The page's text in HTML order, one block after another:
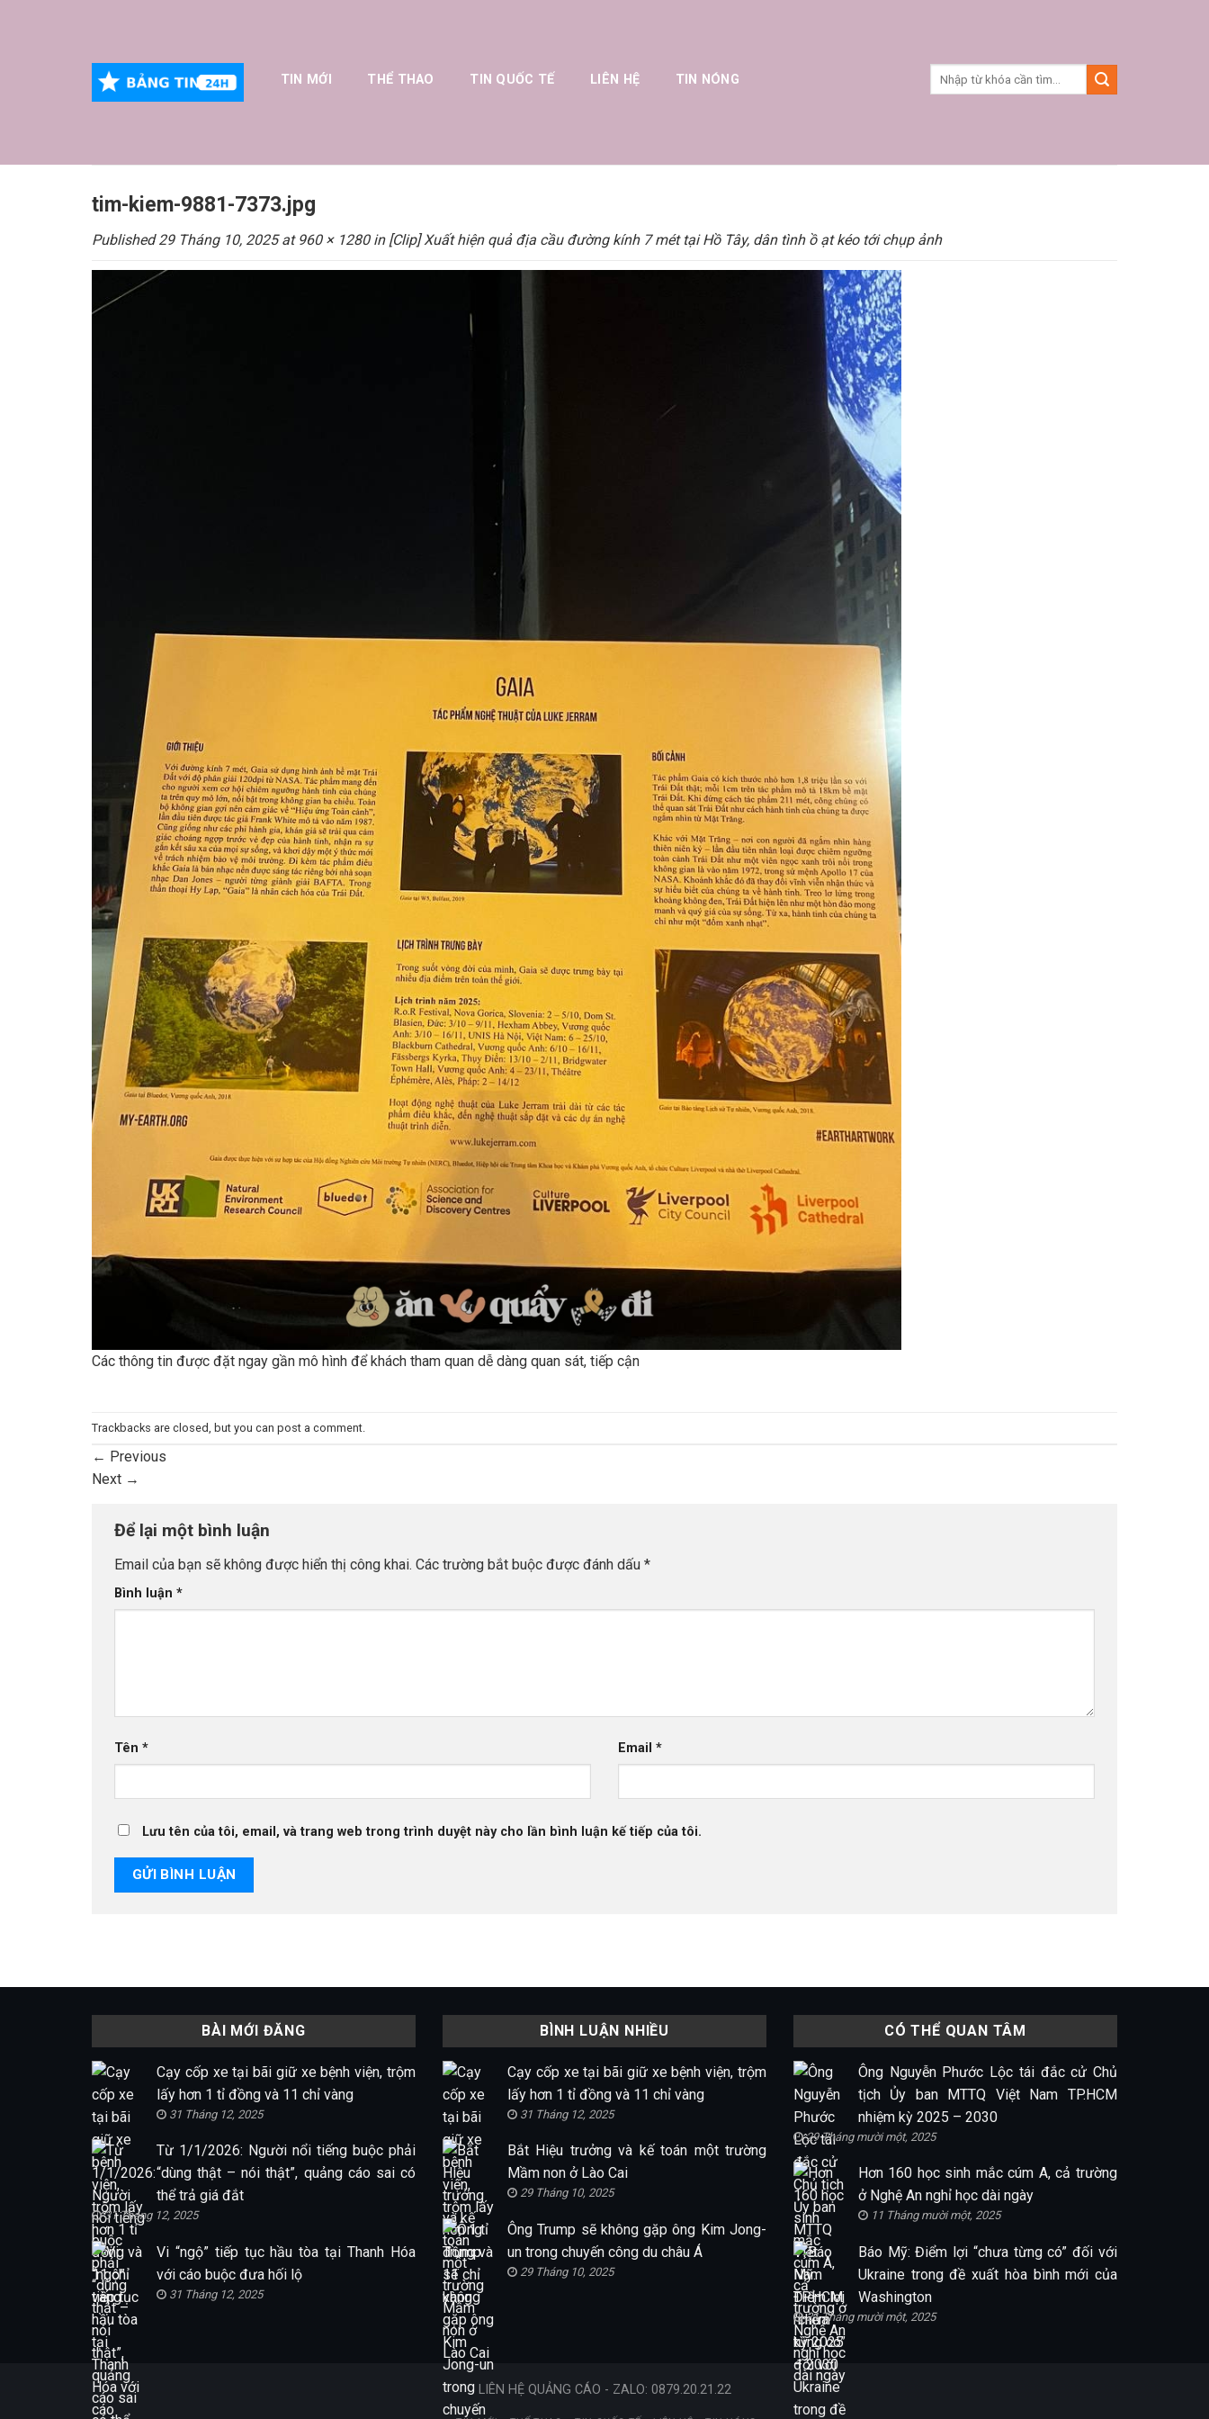
TIN MỚI THỂ THAO TIN QUỐC TẾ LIÊN HỆ TIN NÓNG
tim-kiem-9881-7373.jpg
Published29 Tháng 10, 2025at 960 × 1280in [Clip] Xuất hiện quả địa cầu đường kính 7 mét tại Hồ Tây, dân tình ồ ạt kéo tới chụp ảnh
Các thông tin được đặt ngay gần mô hình để khách tham quan dễ dàng quan sát, tiếp cận
Trackbacks are closed, but you can post a comment
← Previous
Next →
Để lại một bình luận
Email của bạn sẽ không được hiển thị công khai. Các trường bắt buộc được đánh dấu *
Bình luận *
Tên * Email *
Lưu tên của tôi, email, và trang web trong trình duyệt này cho lần bình luận kế tiếp của tôi.
BÀI MỚI ĐĂNG
Cạy cốp xe tại bãi giữ xe bệnh viện, trộm
lấy hơn 1 tỉ đồng và 11 chỉ vàng
31 Tháng 12, 2025
Từ 1/1/2026: Người nổi tiếng buộc phải
“dùng thật – nói thật”, quảng cáo sai có
thể trả giá đắt
31 Tháng 12, 2025
Vi “ngộ” tiếp tục hầu tòa tại Thanh Hóa
với cáo buộc đưa hối lộ
31 Tháng 12, 2025
BÌNH LUẬN NHIỀU
Cạy cốp xe tại bãi giữ xe bệnh viện, trộm
lấy hơn 1 tỉ đồng và 11 chỉ vàng
31 Tháng 12, 2025
Bắt Hiệu trưởng và kế toán một trường
Mầm non ở Lào Cai
29 Tháng 10, 2025
Ông Trump sẽ không gặp ông Kim Jong-
un trong chuyến công du châu Á
29 Tháng 10, 2025
CÓ THỂ QUAN TÂM
Ông Nguyễn Phước Lộc tái đắc cử Chủ
tịch Ủy ban MTTQ Việt Nam TP.HCM
nhiệm kỳ 2025 – 2030
29 Tháng mười một, 2025
Hơn 160 học sinh mắc cúm A, cả trường
ở Nghệ An nghỉ học dài ngày
11 Tháng mười một, 2025
Báo Mỹ: Điểm lợi “chưa từng có” đối với
Ukraine trong đề xuất hòa bình mới của
Washington
21 Tháng mười một, 2025
LIÊN HỆ QUẢNG CÁO - ZALO: 0879.20.21.22